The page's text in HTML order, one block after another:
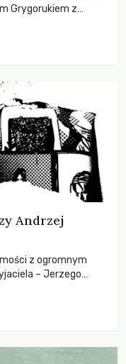
Grygorukiem z
Andrzej
z ogromnym
– Jerzego